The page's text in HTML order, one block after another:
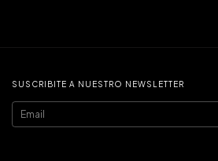
SUSCRIBITE A NUESTRO NEWSLETTER